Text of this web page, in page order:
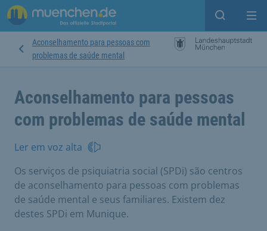
Open
Aconselhamento para pessoas com
problemas de saúde mental
Aconselhamento para pessoas
com problemas de saúde mental
Ler em voz alta
Os serviços de psiquiatria social (SPDi) são centros
de aconselhamento para pessoas com problemas
de saúde mental e seus familiares. Existem dez
destes SPDi em Munique.